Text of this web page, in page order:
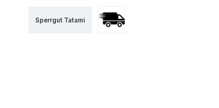
Sperrgut Tatami